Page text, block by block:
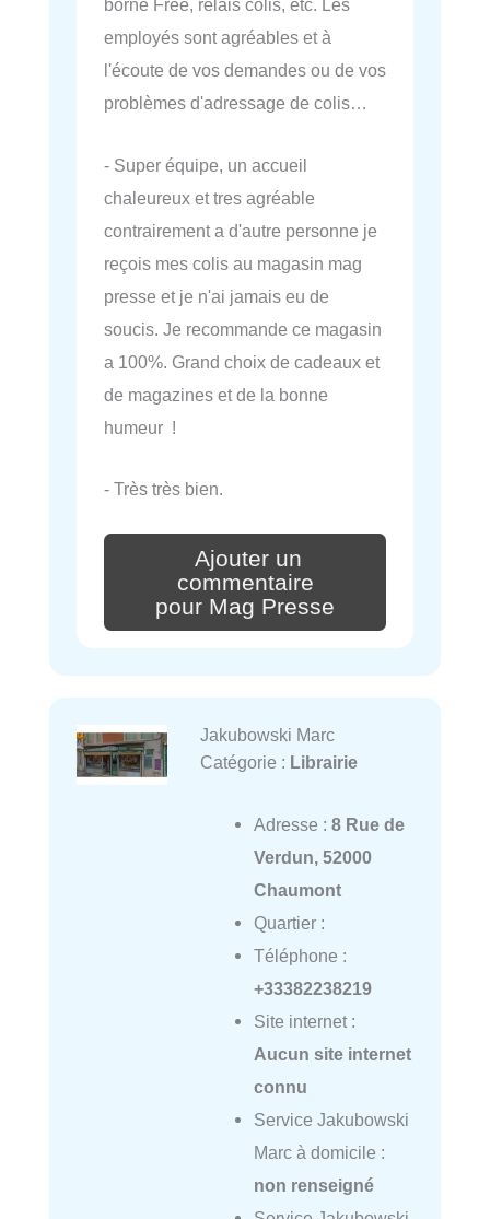
borne Free, relais colis, etc. Les
employés sont agréables et à
l'écoute de vos demandes ou de vos
problèmes d'adressage de colis…
- Super équipe, un accueil
chaleureux et tres agréable
contrairement a d'autre personne je
reçois mes colis au magasin mag
presse et je n'ai jamais eu de
soucis. Je recommande ce magasin
a 100%. Grand choix de cadeaux et
de magazines et de la bonne
humeur !
- Très très bien.
Ajouter un
commentaire
pour Mag Presse
Jakubowski Marc
Catégorie : Librairie
Adresse : 8 Rue de
Verdun, 52000
Chaumont
Quartier :
Téléphone :
+33382238219
Site internet :
Aucun site internet
connu
Service Jakubowski
Marc à domicile :
non renseigné